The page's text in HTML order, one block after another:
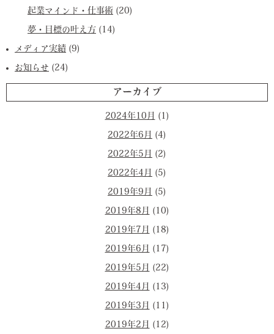
起業マインド・仕事術 (20)
夢・目標の叶え方 (14)
メディア実績 (9)
お知らせ (24)
アーカイブ
2024年10月 (1)
2022年6月 (4)
2022年5月 (2)
2022年4月 (5)
2019年9月 (5)
2019年8月 (10)
2019年7月 (18)
2019年6月 (17)
2019年5月 (22)
2019年4月 (13)
2019年3月 (11)
2019年2月 (12)